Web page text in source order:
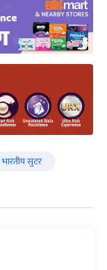
भारतीय सुटर